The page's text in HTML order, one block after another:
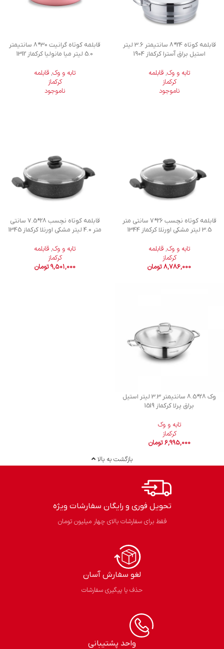
قابلمه کوتاه 24*8 سانتیمتر 3.6 لیتر
استیل براق آسترا کرکماز 1904
تابه و وک, قابلمه
کرکماز
ناموجود
قابلمه کوتاه گرانیت 30*8 سانتیمتر
5.0 لیتر میا مانولیا کرکماز 1312
تابه و وک, قابلمه
کرکماز
ناموجود
قابلمه کوتاه نچسب 26*7 سانتی متر
3.5 لیتر مشکی اورنلا کرکماز 1344
تابه و وک, قابلمه
کرکماز
8,786,000 تومان
قابلمه کوتاه نچسب 28*7.5 سانتی
متر 4.0 لیتر مشکی اورنلا کرکماز 1345
تابه و وک, قابلمه
کرکماز
9,501,000 تومان
وک 28*8.5 سانتیمتر 3.3 لیتر استیل
براق پرلا کرکماز 1519
تابه و وک
کرکماز
6,995,000 تومان
بازگشت به بالا
تحویل فوری و رایگان سفارشات ویژه
فقط برای سفارشات بالای چهار میلیون تومان
لغو سفارش آسان​
حذف یا پیگیری سفارشات
واحد پشتیبانی